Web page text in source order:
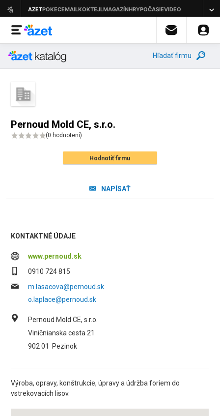
Hľadať firmu
Pernoud Mold CE, s.r.o.
(0 hodnotení)
Hodnotiť firmu
NAPÍSAŤ
KONTAKTNÉ ÚDAJE
www.pernoud.sk
0910 724 815
m.lasacova@pernoud.sk
o.laplace@pernoud.sk
Pernoud Mold CE, s.r.o.
Viničnianska cesta 21
902 01
Pezinok
Výroba, opravy, konštrukcie, úpravy a údržba foriem do
vstrekovacích lisov.